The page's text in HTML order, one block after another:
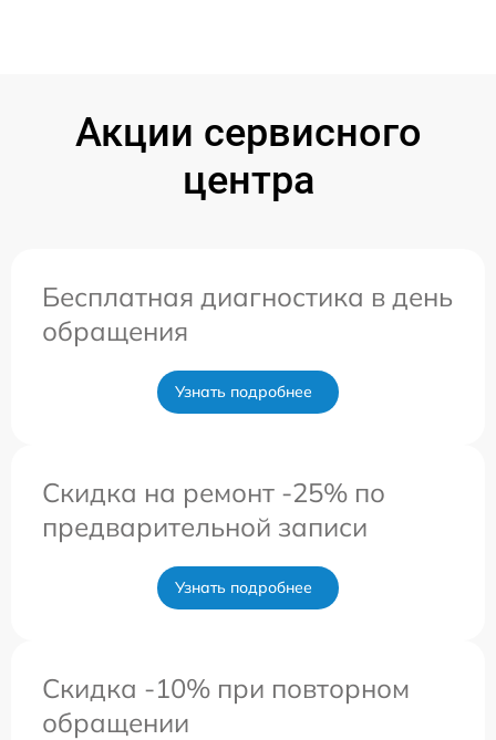
Акции сервисного
центра
Бесплатная диагностика в день
обращения
Узнать подробнее
Скидка на ремонт -25% по
предварительной записи
Узнать подробнее
Скидка -10% при повторном
обращении